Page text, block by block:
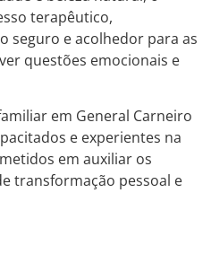
terapêutico,
seguro e acolhedor para as
questões emocionais e
em General Carneiro
e experientes na
em auxiliar os
transformação pessoal e